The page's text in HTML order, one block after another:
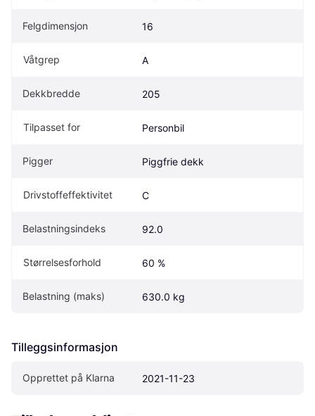
Felgdimensjon 16
Våtgrep A
Dekkbredde 205
Tilpasset for Personbil
Pigger Piggfrie dekk
Drivstoffeffektivitet C
Belastningsindeks 92.0
Størrelsesforhold 60 %
Belastning (maks) 630.0 kg
Tilleggsinformasjon
Opprettet på Klarna 2021-11-23